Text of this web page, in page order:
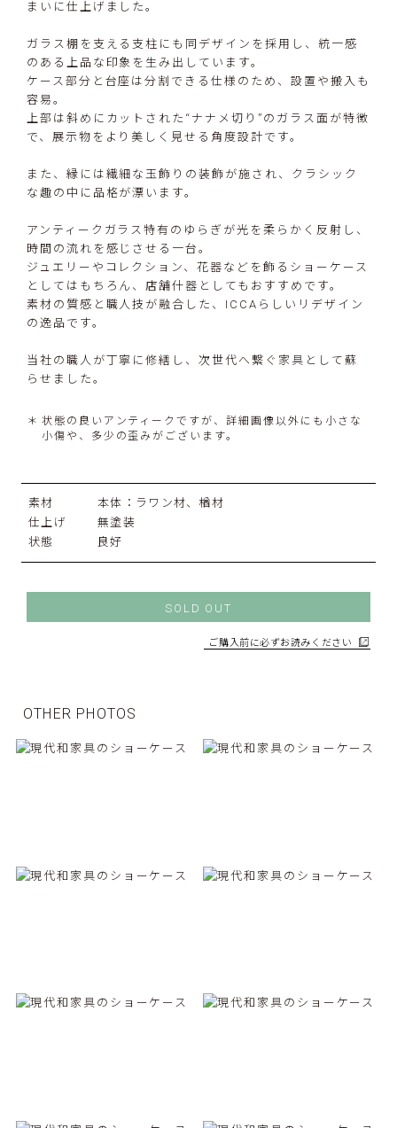
まいに仕上げました。
ガラス棚を支える支柱にも同デザインを採用し、統一感
のある上品な印象を生み出しています。
ケース部分と台座は分割できる仕様のため、設置や搬入も
容易。
上部は斜めにカットされた“ナナメ切り”のガラス面が特徴
で、展示物をより美しく見せる角度設計です。
また、縁には繊細な玉飾りの装飾が施され、クラシック
な趣の中に品格が漂います。
アンティークガラス特有のゆらぎが光を柔らかく反射し、
時間の流れを感じさせる一台。
ジュエリーやコレクション、花器などを飾るショーケース
としてはもちろん、店舗什器としてもおすすめです。
素材の質感と職人技が融合した、ICCAらしいリデザイン
の逸品です。
当社の職人が丁寧に修繕し、次世代へ繋ぐ家具として蘇
らせました。
状態の良いアンティークですが、詳細画像以外にも小さな
小傷や、多少の歪みがございます。
素材
本体：ラワン材、楢材
仕上げ
無塗装
状態
良好
SOLD OUT
ご購入前に必ずお読みください
OTHER PHOTOS